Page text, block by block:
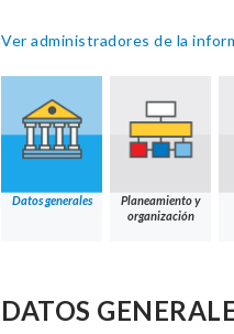
Ver administradores de la
Datos generales
Planeamiento y
organización
DATOS